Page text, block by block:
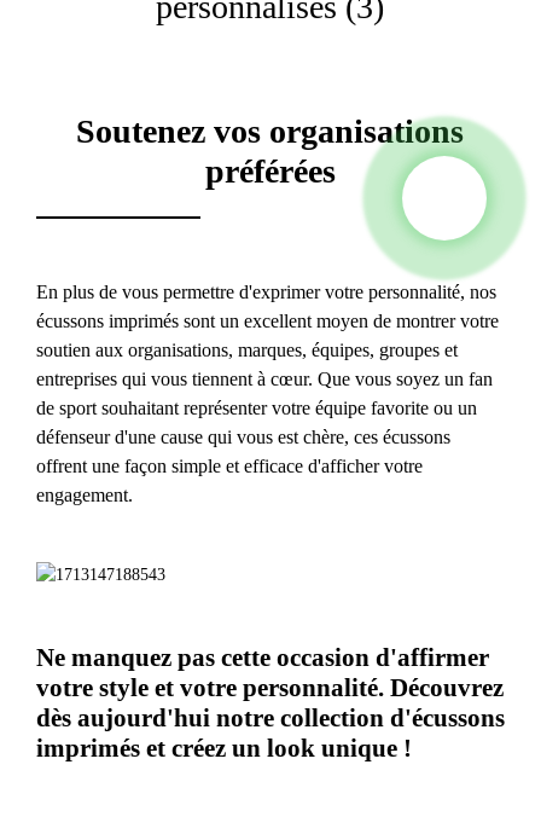
Soutenez vos organisations
préférées
En plus de vous permettre d'exprimer votre personnalité, nos
écussons imprimés sont un excellent moyen de montrer votre
soutien aux organisations, marques, équipes, groupes et
entreprises qui vous tiennent à cœur. Que vous soyez un fan
de sport souhaitant représenter votre équipe favorite ou un
défenseur d'une cause qui vous est chère, ces écussons
offrent une façon simple et efficace d'afficher votre
engagement.
Ne manquez pas cette occasion d'affirmer
votre style et votre personnalité. Découvrez
dès aujourd'hui notre collection d'écussons
imprimés et créez un look unique !